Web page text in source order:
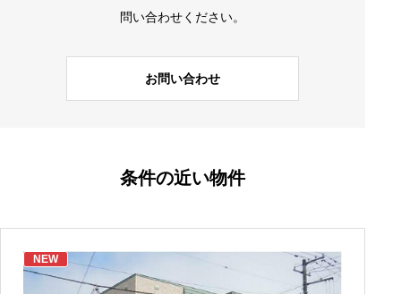
問い合わせください。
お問い合わせ
条件の近い物件
NEW